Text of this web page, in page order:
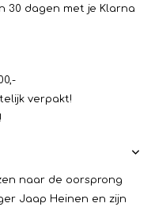
30 dagen met je Klarna
verpakt!
naar de oorsprong
Jaap Heinen en zijn